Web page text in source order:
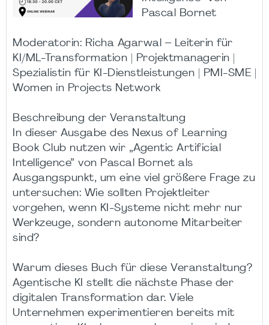
Pascal Bornet
Moderatorin: Richa Agarwal – Leiterin für
KI/ML-Transformation | Projektmanagerin |
Spezialistin für KI-Dienstleistungen | PMI-SME |
Women in Projects Network
Beschreibung der Veranstaltung
In dieser Ausgabe des Nexus of Learning
Book Club nutzen wir „Agentic Artificial
Intelligence” von Pascal Bornet als
Ausgangspunkt, um eine viel größere Frage zu
untersuchen: Wie sollten Projektleiter
vorgehen, wenn KI-Systeme nicht mehr nur
Werkzeuge, sondern autonome Mitarbeiter
sind?
Warum dieses Buch für diese Veranstaltung?
Agentische KI stellt die nächste Phase der
digitalen Transformation dar. Viele
Unternehmen experimentieren bereits mit